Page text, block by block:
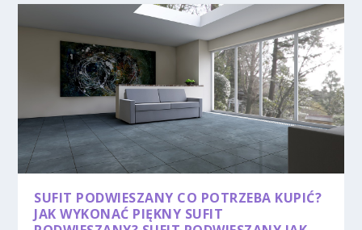
SUFIT PODWIESZANY CO POTRZEBA KUPIĆ?
JAK WYKONAĆ PIĘKNY SUFIT